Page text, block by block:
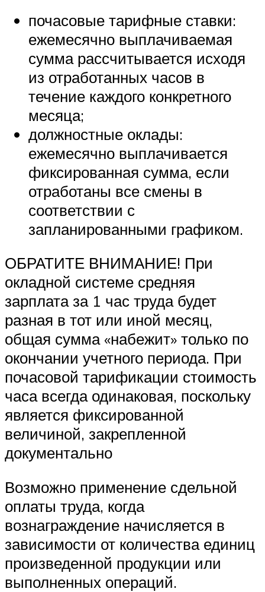
почасовые тарифные ставки:
ежемесячно выплачиваемая
сумма рассчитывается исходя
из отработанных часов в
течение каждого конкретного
месяца;
должностные оклады:
ежемесячно выплачивается
фиксированная сумма, если
отработаны все смены в
соответствии с
запланированными графиком.
ОБРАТИТЕ ВНИМАНИЕ! При
окладной системе средняя
зарплата за 1 час труда будет
разная в тот или иной месяц,
общая сумма «набежит» только по
окончании учетного периода. При
почасовой тарификации стоимость
часа всегда одинаковая, поскольку
является фиксированной
величиной, закрепленной
документально
Возможно применение сдельной
оплаты труда, когда
вознаграждение начисляется в
зависимости от количества единиц
произведенной продукции или
выполненных операций.